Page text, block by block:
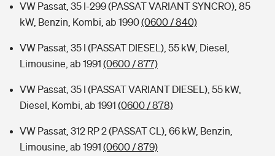
VW Passat, 35 I-299 (PASSAT VARIANT SYNCRO), 85
kW, Benzin, Kombi, ab 1990(0600 / 840)
VW Passat, 35 I (PASSAT DIESEL), 55 kW, Diesel,
Limousine, ab 1991 (0600 / 877)
VW Passat, 35 I (PASSAT VARIANT DIESEL), 55 kW,
Diesel, Kombi, ab 1991 (0600 / 878)
VW Passat, 312 RP 2 (PASSAT CL), 66 kW, Benzin,
Limousine, ab 1991 (0600 / 879)